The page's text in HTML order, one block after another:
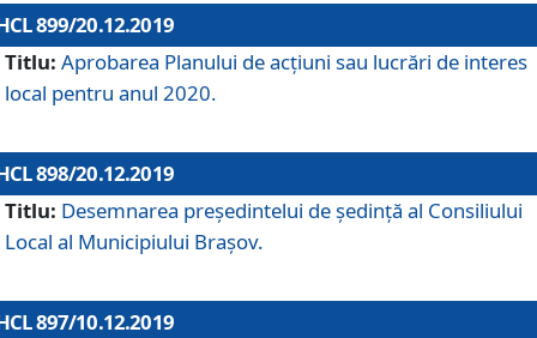
899/20.12.2019
Titlu: Aprobarea Planului de acţiuni sau lucrări de interes
local pentru anul 2020.
898/20.12.2019
Titlu: Desemnarea preşedintelui de şedinţă al Consiliului
Local al Municipiului Braşov.
897/10.12.2019